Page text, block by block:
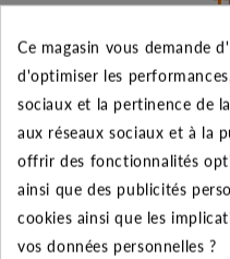
AJOUTER AU
Ajouter à mes
Ce magasin vous demande
d'optimiser les
sociaux et la pertinence de
aux réseaux sociaux et à la
offrir des fonctionnalités
ainsi que des publicités
cookies ainsi que les
vos données personnelles ?